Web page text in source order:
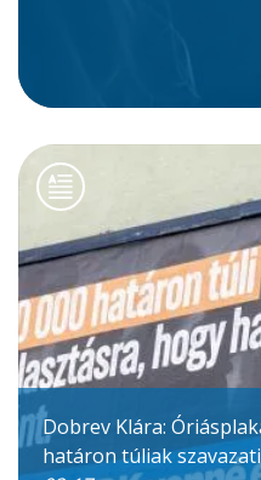
Dobrev Klára:
határon túliak